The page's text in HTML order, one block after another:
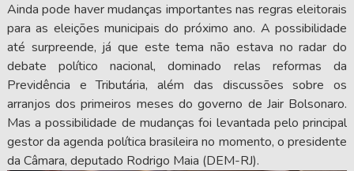
Ainda pode haver mudanças importantes nas regras eleitorais
para as eleições municipais do próximo ano. A possibilidade
até surpreende, já que este tema não estava no radar do
debate político nacional, dominado relas reformas da
Previdência e Tributária, além das discussões sobre os
arranjos dos primeiros meses do governo de Jair Bolsonaro.
Mas a possibilidade de mudanças foi levantada pelo principal
gestor da agenda política brasileira no momento, o presidente
da Câmara, deputado Rodrigo Maia (DEM-RJ).